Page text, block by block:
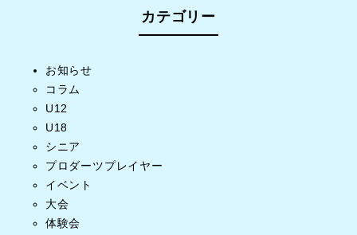
カテゴリー
お知らせ
コラム
U12
U18
シニア
プロダーツプレイヤー
イベント
大会
体験会